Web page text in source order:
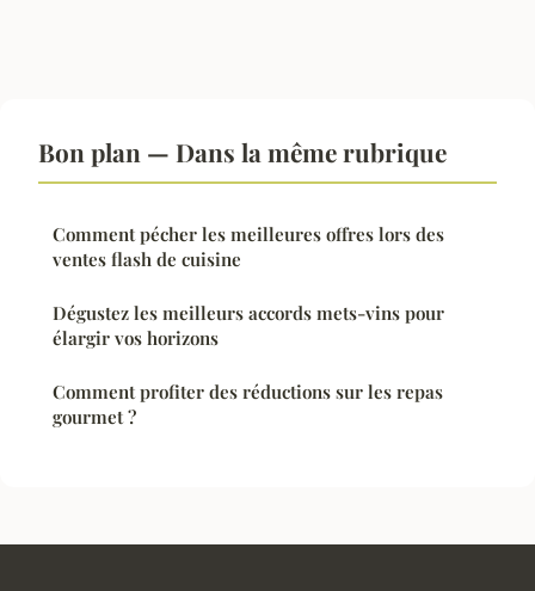
Bon plan — Dans la même rubrique
Comment pécher les meilleures offres lors des
ventes flash de cuisine
Dégustez les meilleurs accords mets-vins pour
élargir vos horizons
Comment profiter des réductions sur les repas
gourmet ?